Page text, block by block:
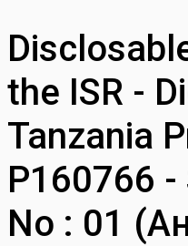
the ISR -
Tanzania
P160766 -
No : 01